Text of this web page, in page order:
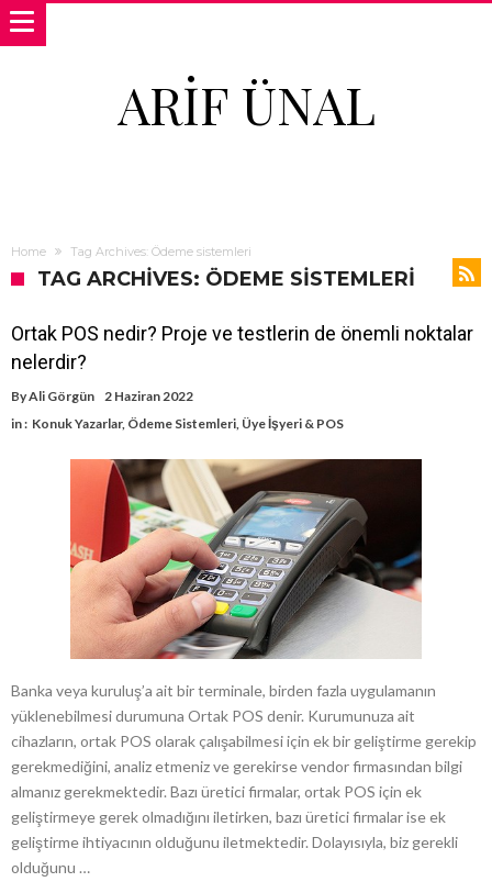
ARIF ÜNAL
Home Tag Archives: Ödeme sistemleri
TAG ARCHIVES: ÖDEME SISTEMLERI
Ortak POS nedir? Proje ve testlerin de önemli noktalar
nelerdir?
ByAli Görgün 2 Haziran 2022
in : Konuk Yazarlar, Ödeme Sistemleri, Üye İşyeri & POS
Banka veya kuruluş’a ait bir terminale, birden fazla uygulamanın
yüklenebilmesi durumuna Ortak POS denir. Kurumunuza ait
cihazların, ortak POS olarak çalışabilmesi için ek bir geliştirme gerekip
gerekmediğini, analiz etmeniz ve gerekirse vendor firmasından bilgi
almanız gerekmektedir. Bazı üretici firmalar, ortak POS için ek
geliştirmeye gerek olmadığını iletirken, bazı üretici firmalar ise ek
geliştirme ihtiyacının olduğunu iletmektedir. Dolayısıyla, biz gerekli
olduğunu …